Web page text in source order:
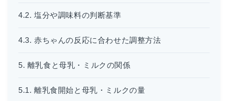
4.2. 塩分や調味料の判断基準
4.3. 赤ちゃんの反応に合わせた調整方法
5. 離乳食と母乳・ミルクの関係
5.1. 離乳食開始と母乳・ミルクの量